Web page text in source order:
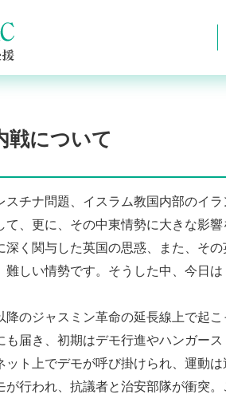
戦について
チナ問題、イスラム教国内部のイ
、更に、その中東情勢に大きな影
深く関与した英国の思惑、また、そ
しい情勢です。そうした中、今日
のジャスミン革命の延長線上で起
届き、初期はデモ行進やハンガー
ト上でデモが呼び掛けられ、運動
が行われ、抗議者と治安部隊が衝突